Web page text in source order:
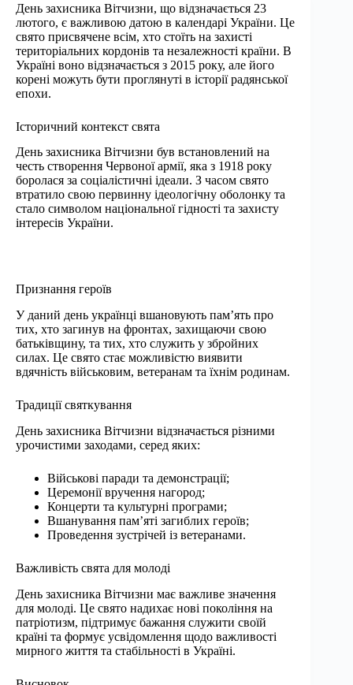
День захисника Вітчизни, що відзначається 23
лютого, є важливою датою в календарі України. Це
свято присвячене всім, хто стоїть на захисті
територіальних кордонів та незалежності країни. В
Україні воно відзначається з 2015 року, але його
корені можуть бути проглянуті в історії радянської
епохи.
Історичний контекст свята
День захисника Вітчизни був встановлений на
честь створення Червоної армії, яка з 1918 року
боролася за соціалістичні ідеали. З часом свято
втратило свою первинну ідеологічну оболонку та
стало символом національної гідності та захисту
інтересів України.
Признання героїв
У даний день українці вшановують пам’ять про
тих, хто загинув на фронтах, захищаючи свою
батьківщину, та тих, хто служить у збройних
силах. Це свято стає можливістю виявити
вдячність військовим, ветеранам та їхнім родинам.
Традиції святкування
День захисника Вітчизни відзначається різними
урочистими заходами, серед яких:
Військові паради та демонстрації;
Церемонії вручення нагород;
Концерти та культурні програми;
Вшанування пам’яті загиблих героїв;
Проведення зустрічей із ветеранами.
Важливість свята для молоді
День захисника Вітчизни має важливе значення
для молоді. Це свято надихає нові покоління на
патріотизм, підтримує бажання служити своїй
країні та формує усвідомлення щодо важливості
мирного життя та стабільності в Україні.